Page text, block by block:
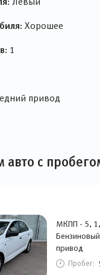
Хорошее
1
привод
авто с
МКПП - 5,
привод
Пробег: